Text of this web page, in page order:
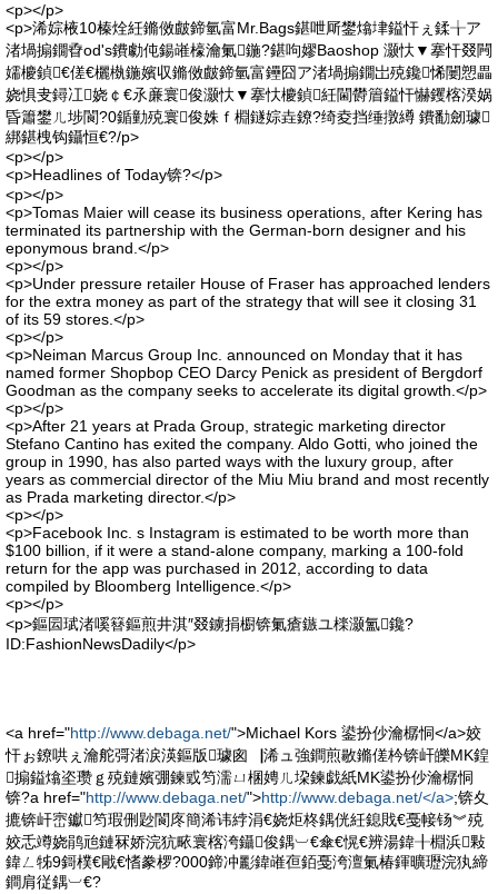
<p></p>
<p>浠婃棭10榛烇紝鏅傚皻鍗氫富Mr.Bags鍖呭厛鐢熻垏鎰忓ぇ鍒╁ア
渚堝搧鐗孴od's鐨勮伅鍚嶉檺瀹氭鍦?鍖呴嫪Baoshop 灏忕▼搴忓叕闁
嬬櫦鍞€傞€欐槸鍦嬪収鏅傚皻鍗氫富鑸囧ア渚堝搧鐗岀殑鑱悕闄愬畾
娆惧叏鐞冮娆￠€氶亷寰俊灏忕▼搴忕櫦鍞紝閫欎篃鎰忓懗钁楁湀娲
昏簫鐢ㄦ埗閬?0鍎勭殑寰俊姝ｆ棩鐩婃垚鐐?绮夌挡缍撴繜 鐨勫劒璩
綁鍖栧钩鑷恒€?/p>
<p></p>
<p>Headlines of Today锛?</p>
<p></p>
<p>Tomas Maier will cease its business operations, after Kering has
terminated its partnership with the German-born designer and his
eponymous brand.</p>
<p></p>
<p>Under pressure retailer House of Fraser has approached lenders
for the extra money as part of the strategy that will see it closing 31
of its 59 stores.</p>
<p></p>
<p>Neiman Marcus Group Inc. announced on Monday that it has
named former Shopbop CEO Darcy Penick as president of Bergdorf
Goodman as the company seeks to accelerate its digital growth.</p>
<p></p>
<p>After 21 years at Prada Group, strategic marketing director
Stefano Cantino has exited the company. Aldo Gotti, who joined the
group in 1990, has also parted ways with the luxury group, after
years as commercial director of the Miu Miu brand and most recently
as Prada marketing director.</p>
<p></p>
<p>Facebook Inc. s Instagram is estimated to be worth more than
$100 billion, if it were a stand-alone company, marking a 100-fold
return for the app was purchased in 2012, according to data
compiled by Bloomberg Intelligence.</p>
<p></p>
<p>鏂囩珷渚嗘簮鏂煎井淇″叕鐪捐櫉锛氭瘡鏃ユ檪灏氳鑱?
ID:FashionNewsDadily</p>
<a href="http://www.debaga.net/">Michael Kors 鍙扮仯瀹樼恫</a>姣
忓ぉ鐐哄ぇ瀹舵彁渚涙渶鏂版璩囪▕浠ュ強鐧煎敭鏅傞枔锛屽皪MK鍠
搧鎰熻垐瓒ｇ殑鏈嬪弸鍊戜笉濡ㄩ棞娉ㄦ垜鍊戯紙MK鍙扮仯瀹樼恫
锛?a href="http://www.debaga.net/">http://www.debaga.net/</a>;锛夊
摝锛屽崈钀笉瑕侀尟閬庝簡浠讳綍涓€娆炬柊鍝侊紝鎴戝€戞帹钖︾殑
姣忎竴娆鹃兘鏈冧娇浣犺畩寰楁洿鑷俊鍝︺€傘€愰€辨湯鍏╂棩浜敤
鍏ㄥ牬9鎶樸€戙€愭豢椤?000鍗冲彲鍏嶉亱銆戞洿澶氭椿鍕曠瓑浣犱締
鐧肩従鍝︺€?